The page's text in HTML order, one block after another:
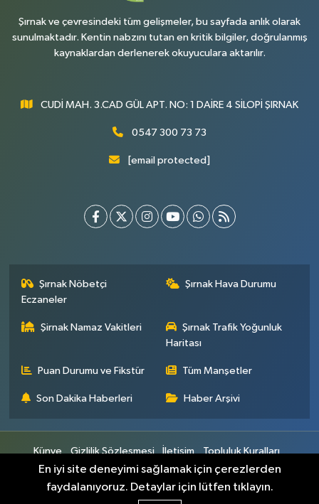
Şırnak ve çevresindeki tüm gelişmeler, bu sayfada anlık olarak
sunulmaktadır. Kentin nabzını tutan en kritik bilgiler, doğrulanmış
kaynaklardan derlenerek okuyuculara aktarılır.
CUDİ MAH. 3.CAD GÜL APT. NO: 1 DAİRE 4 SİLOPİ ŞIRNAK
0547 300 73 73
[email protected]
Şırnak Nöbetçi
Eczaneler
Şırnak Hava Durumu
Şirnak Namaz Vakitleri
Şırnak Trafik Yoğunluk
Haritası
Puan Durumu ve Fikstür Tüm Manşetler
Son Dakika Haberleri Haber Arşivi
Künye Gizlilik Sözleşmesi İletişim
Topluluk Kuralları
Yayın İlkeleri
En iyi site deneyimi sağlamak için çerezlerden
faydalanıyoruz. Detaylar için lütfen tıklayın.